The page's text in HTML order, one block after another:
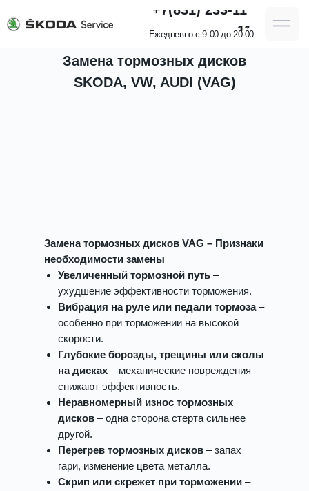
Ежедневно с 9:00 до 20:00
+7(831) 233-11-
Замена тормозных дисков
SKODA, VW, AUDI (VAG)
Замена тормозных дисков VAG – Признаки
необходимости замены
Увеличенный тормозной путь –
ухудшение эффективности торможения.
Вибрация на руле или педали тормоза–
особенно при торможении на высокой
скорости.
Глубокие борозды, трещины или сколы
на дисках – механические повреждения
снижают эффективность.
Неравномерный износ тормозных
дисков – одна сторона стерта сильнее
другой.
Перегрев тормозных дисков – запах
гари, изменение цвета металла.
Скрип или скрежет при торможении –